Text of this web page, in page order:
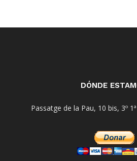
DÓNDE
Passatge de la Pau, 10 bis, 3º